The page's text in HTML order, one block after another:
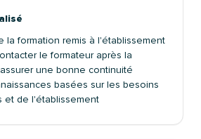
la formation remis à l'établissement
le formateur après la
une bonne continuité
basées sur les besoins
et de l'établissement